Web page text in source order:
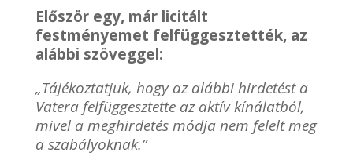
Először egy, már licitált
festményemet felfüggesztették, az
alábbi szöveggel:
„Tájékoztatjuk, hogy az alábbi hirdetést a
Vatera felfüggesztette az aktív kínálatból,
mivel a meghirdetés módja nem felelt meg
a szabályoknak.”